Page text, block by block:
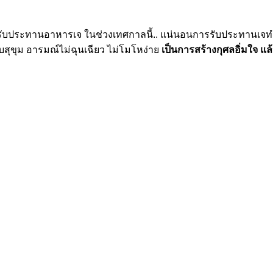
ประทานอาหารเจ ในช่วงเทศกาลนี้.. แน่นอนการรับประทานเ
สุขุม อารมณ์ไม่ฉุนเฉียว ไม่โมโหง่าย เป็นการสร้างกุศลอิ่มใจ แ